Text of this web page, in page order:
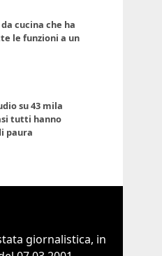
cucina che ha
le funzioni a un
su 43 mila
tutti hanno
paura
giornalistica, in